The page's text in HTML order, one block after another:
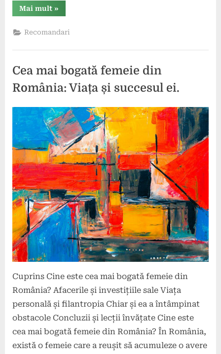
Mai mult“Cea
mai
bere
din
Descoperă
beri”
»
Recomandari
Cea mai bogată femeie din
România: Viața și succesul ei.
Posted
2024
comunicat
Cuprins Cine este cea mai bogată femeie din
România? Afacerile și investițiile sale Viața
personală și filantropia Chiar și ea a întâmpinat
obstacole Concluzii și lecții învățate Cine este
cea mai bogată femeie din România? În România,
există o femeie care a reușit să acumuleze o avere